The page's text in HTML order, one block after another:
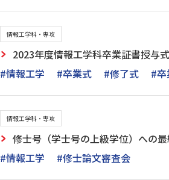
情報工学科・専攻
2023年度情報工学科卒業証書授与
#情報工学
#卒業式 #修了式 #
情報工学科・専攻
修士号（学士号の上級学位）への
#情報工学
#修士論文審査会